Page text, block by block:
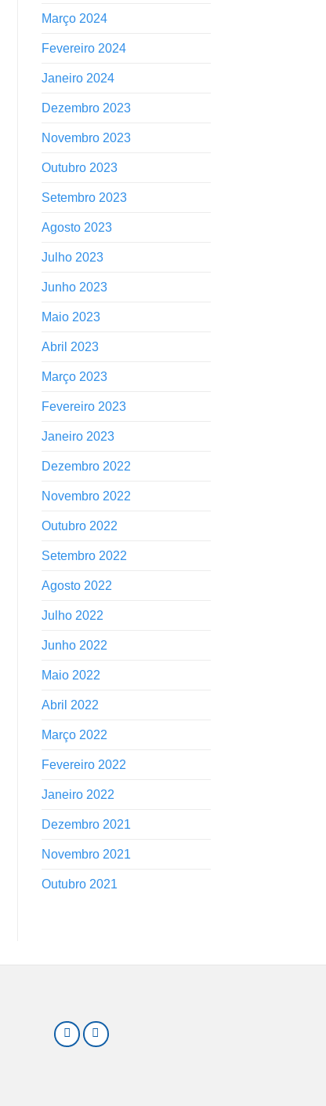
Março 2024
Fevereiro 2024
Janeiro 2024
Dezembro 2023
Novembro 2023
Outubro 2023
Setembro 2023
Agosto 2023
Julho 2023
Junho 2023
Maio 2023
Abril 2023
Março 2023
Fevereiro 2023
Janeiro 2023
Dezembro 2022
Novembro 2022
Outubro 2022
Setembro 2022
Agosto 2022
Julho 2022
Junho 2022
Maio 2022
Abril 2022
Março 2022
Fevereiro 2022
Janeiro 2022
Dezembro 2021
Novembro 2021
Outubro 2021